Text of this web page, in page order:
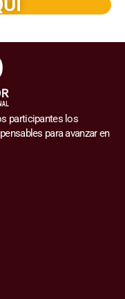
participantes los
para avanzar en